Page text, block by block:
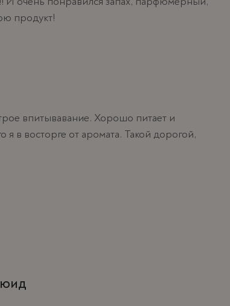
продукт!
впитывавание. Хорошо питает и
я в восторге от аромата. Такой дорогой,